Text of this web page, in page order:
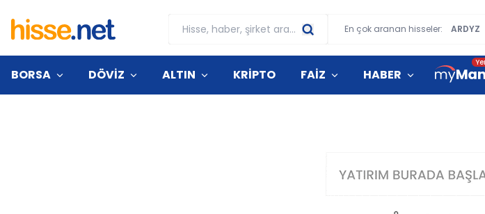
En çok aranan hisseler: ARDYZ
BORSA DÖVİZ ALTIN KRİPTO FAİZ HABER